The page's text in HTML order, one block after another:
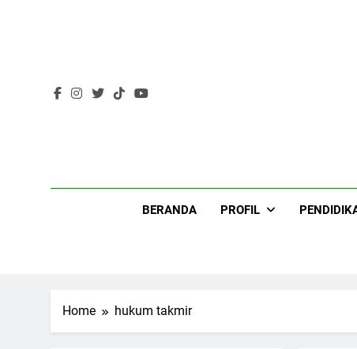
BERANDA PROFIL
Home hukum takmir